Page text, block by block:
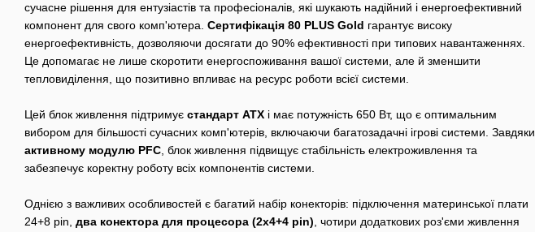
сучасне рішення для ентузіастів та професіоналів, які шукають надійний і енергоефективний
компонент для свого комп'ютера. Сертифікація 80 PLUS Gold гарантує високу
енергоефективність, дозволяючи досягати до 90% ефективності при типових навантаженнях.
Це допомагає не лише скоротити енергоспоживання вашої системи, але й зменшити
тепловиділення, що позитивно впливає на ресурс роботи всієї системи.
Цей блок живлення підтримує стандарт ATX і має потужність 650 Вт, що є оптимальним
вибором для більшості сучасних комп'ютерів, включаючи багатозадачні ігрові системи. Завдяки
активному модулю PFC , блок живлення підвищує стабільність електроживлення та
забезпечує коректну роботу всіх компонентів системи.
Однією з важливих особливостей є багатий набір конекторів: підключення материнської плати
24+8 pin, два конектора для процесора (2x4+4 pin) , чотири додаткових роз'єми живлення